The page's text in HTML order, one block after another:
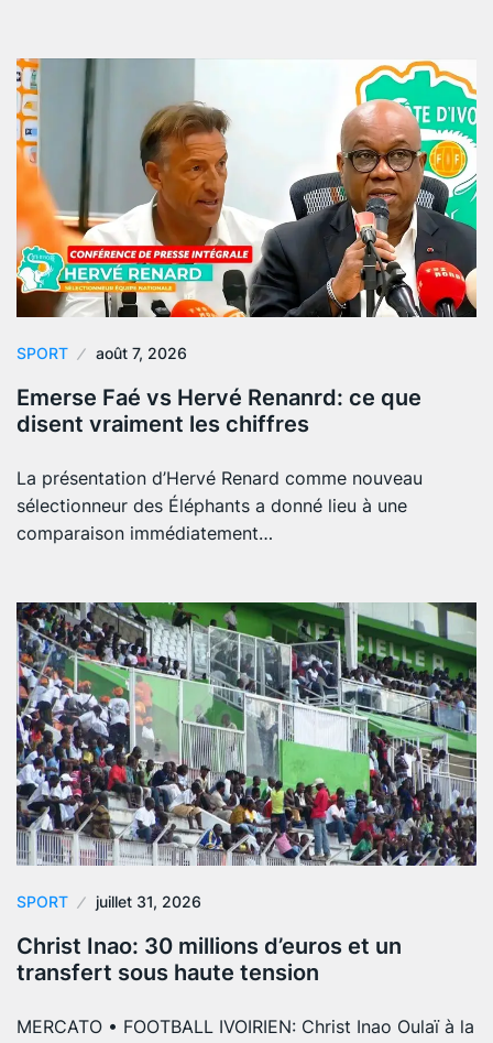
SPORT août 7, 2026
Emerse Faé vs Hervé Renanrd: ce que
disent vraiment les chiffres
La présentation d’Hervé Renard comme nouveau
sélectionneur des Éléphants a donné lieu à une
comparaison immédiatement…
SPORT juillet 31, 2026
Christ Inao: 30 millions d’euros et un
transfert sous haute tension
MERCATO • FOOTBALL IVOIRIEN: Christ Inao Oulaï à la